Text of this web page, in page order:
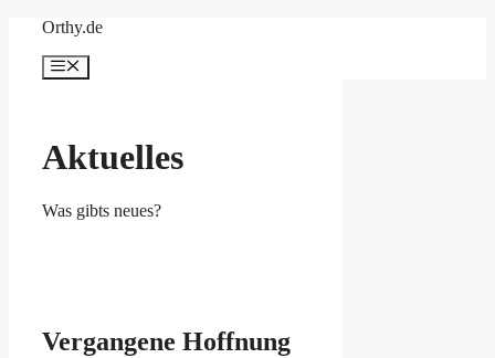
springen
Orthy.de
Menü
Aktuelles
Was gibts neues?
Vergangene Hoffnung